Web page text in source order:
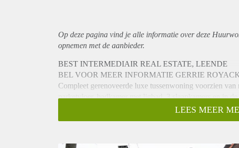
Op deze pagina vind je alle informatie over deze
opnemen met de aanbieder.
BEST INTERMEDIAIR REAL ESTATE, LEENDE
BEL VOOR MEER INFORMATIE GERRIE
Compleet gerenoveerde luxe tussenwoning voorzien
parketvloer, badkamer met ligbad, 3 slaapkamers en in
Completely renovated luxury house with new modern
LEES MEER